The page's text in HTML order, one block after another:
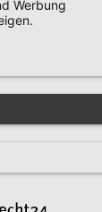
Werbung